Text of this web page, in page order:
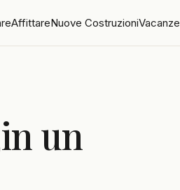
AffittareNuove CostruzioniVacanze
un